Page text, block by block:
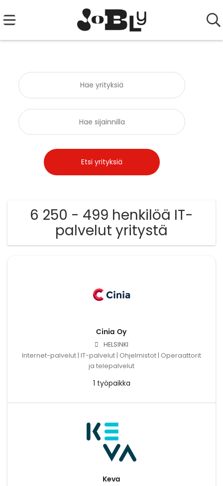
6 250 - 499 henkilöä IT-
palvelut yritystä
Cinia Oy
HELSINKI
Internet-palvelut | IT-palvelut | Ohjelmistot | Operaattorit
ja telepalvelut
1 työpaikka
Keva